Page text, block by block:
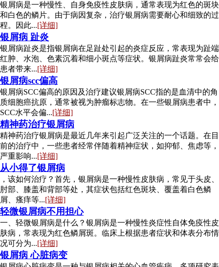
银屑病是一种慢性、自身免疫性皮肤病，通常表现为红色的斑块
和白色的鳞片。由于病因复杂，治疗银屑病需要耐心和细致的过
程。因此...[详细]
银屑病 趾炎
银屑病趾炎是指银屑病在足趾处引起的炎症反应，常表现为趾端
红肿、水泡、色素沉着和细小斑点等症状。银屑病趾炎常常会给
患者带来...[详细]
银屑病scc偏高
银屑病SCC偏高的原因及治疗建议银屑病SCC指的是血清中的角
质细胞癌抗原，通常被视为肿瘤标志物。在一些银屑病患者中，
SCC水平会偏...[详细]
精神药治疗银屑病
精神药治疗银屑病是最近几年来引起广泛关注的一个话题。在目
前的治疗中，一些患者经常伴随着精神症状，如抑郁、焦虑等，
严重影响...[详细]
从小得了银屑病
，该如何治疗？首先，银屑病是一种慢性皮肤病，常见于头皮、
肘部、膝盖和背部等处，其症状包括红色斑块、覆盖着白色鳞
屑、瘙痒等...[详细]
轻微银屑病不用担心
一、轻微银屑病是什么？银屑病是一种慢性炎症性自体免疫性皮
肤病，常表现为红色鳞屑斑。临床上根据患者症状和体表分布情
况可分为...[详细]
银屑病 心脏病变